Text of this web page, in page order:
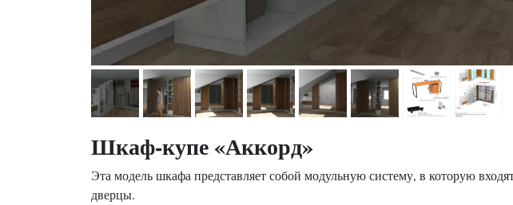
Шкаф-купе «Аккорд»
Эта модель шкафа представляет собой модульную систему, в которую
дверцы.